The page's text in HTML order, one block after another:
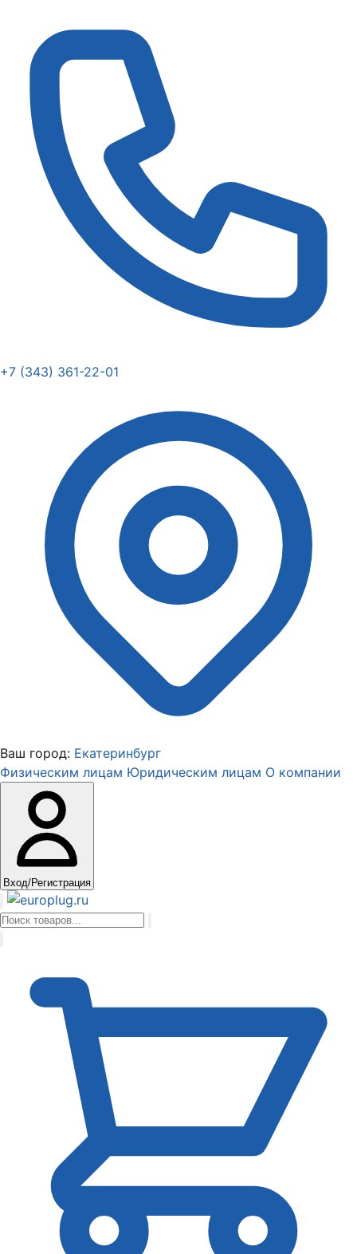
+7 (343) 361-22-01
Ваш город: Екатеринбург
Физическим лицам Юридическим лицам О компании
Вход/Регистрация